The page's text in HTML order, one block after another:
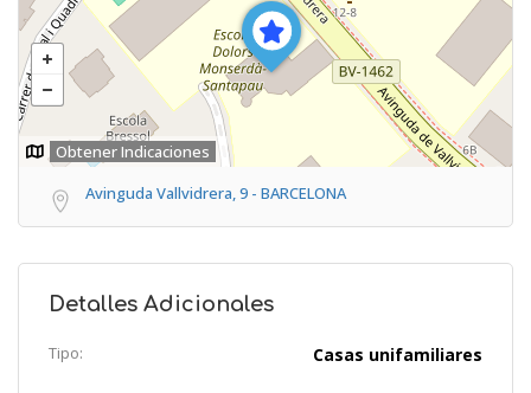
Obtener Indicaciones
Avinguda Vallvidrera, 9 - BARCELONA
Detalles Adicionales
Tipo: Casas unifamiliares